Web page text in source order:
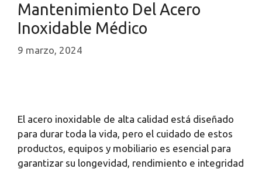
Mantenimiento Del Acero
Inoxidable Médico
9 marzo, 2024
El acero inoxidable de alta calidad está diseñado
para durar toda la vida, pero el cuidado de estos
productos, equipos y mobiliario es esencial para
garantizar su longevidad, rendimiento e integridad